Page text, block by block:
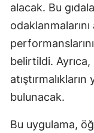
alacak. Bu
belirtildi. Ayrıca,
bulunacak.
Bu uygulama,